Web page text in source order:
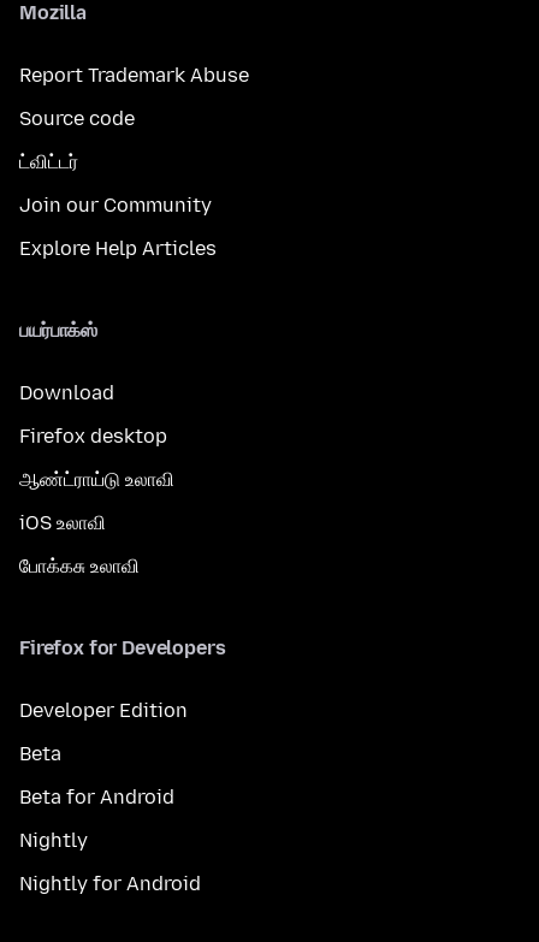
Mozilla
Report Trademark Abuse
Source code
ட்விட்டர்
Join our Community
Explore Help Articles
பயர்பாக்ஸ்
Download
Firefox desktop
ஆண்ட்ராய்டு உலாவி
iOS உலாவி
போக்கசு உலாவி
Firefox for Developers
Developer Edition
Beta
Beta for Android
Nightly
Nightly for Android